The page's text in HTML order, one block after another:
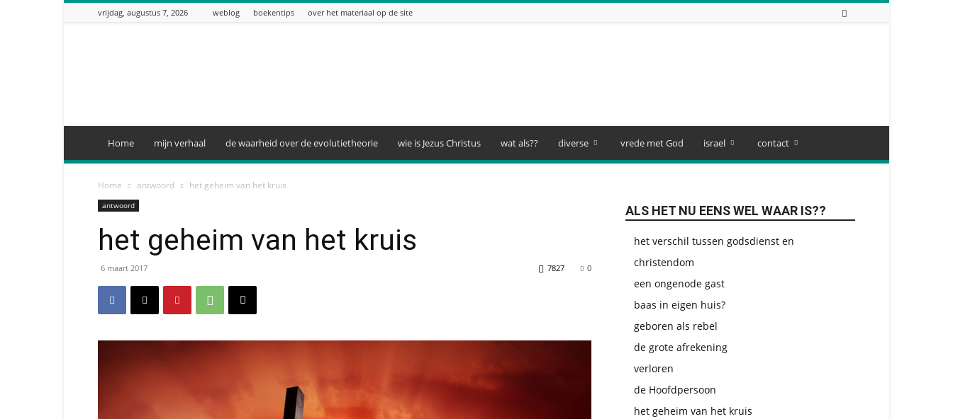
vrijdag, augustus 7, 2026 weblog boekentips over het materiaal op de site
Home mijn verhaal de waarheid over de evolutietheorie wie is Jezus Christus wat als?? diverse vrede met God israel contact
Home antwoord het geheim van het kruis
antwoord
het geheim van het kruis
6 maart 2017 0
7827
ALS HET NU EENS WEL WAAR IS??
het verschil tussen godsdienst en
christendom
een ongenode gast
baas in eigen huis?
geboren als rebel
de grote afrekening
verloren
de Hoofdpersoon
het geheim van het kruis